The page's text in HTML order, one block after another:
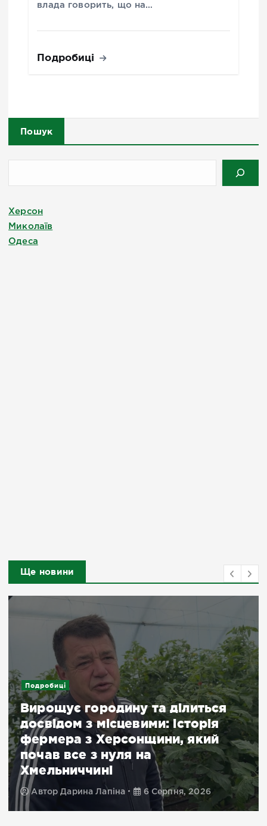
влада говорить, що на…
Подробиці
Пошук
Херсон
Миколаїв
Одеса
Ще новини
Подробиці
Вирощує городину та ділиться
досвідом з місцевими: історія
фермера з Херсонщини, який
почав все з нуля на
Хмельниччині
АвторДарина Лапіна 6 Серпня, 2026